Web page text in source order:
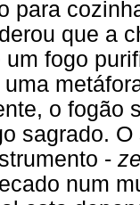
para
que a
fogo
o fogão
sagrado.
-
num